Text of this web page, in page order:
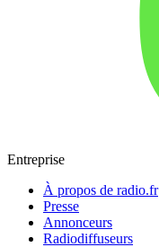
Entreprise
À propos de radio.fr
Presse
Annonceurs
Radiodiffuseurs